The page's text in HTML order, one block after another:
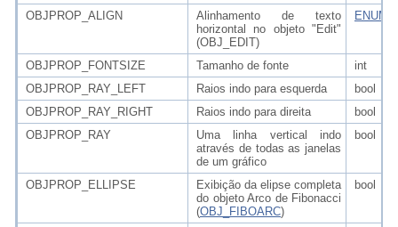
OBJPROP_ALIGN
Alinhamento de texto
horizontal no objeto "Edit"
(OBJ_EDIT)
OBJPROP_FONTSIZE Tamanho de fonte
int
OBJPROP_RAY_LEFT
Raios indo para esquerda
bool
OBJPROP_RAY_RIGHT
Raios indo para direita
bool
OBJPROP_RAY
Uma linha vertical indo
através de todas as janelas
de um gráfico
bool
OBJPROP_ELLIPSE
Exibição da elipse completa
do objeto Arco de Fibonacci
(OBJ_FIBOARC)
bool